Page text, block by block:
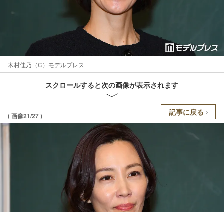
木村佳乃（C）モデルプレス
スクロールすると次の画像が表示されます
( 画像21/27 ) 記事に戻る